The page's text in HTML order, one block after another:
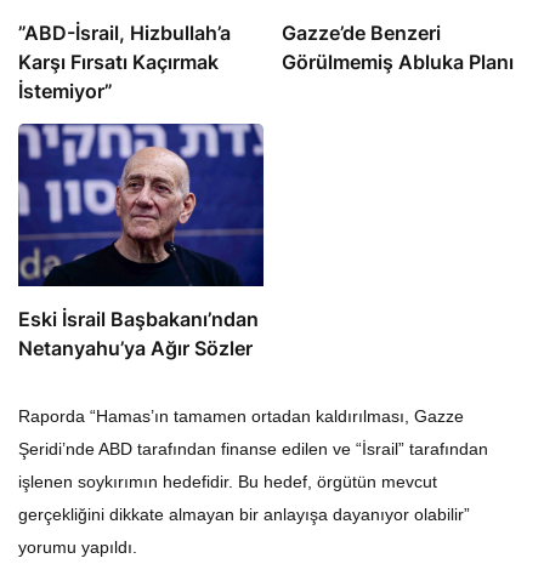
​​​​​​​”ABD-İsrail, Hizbullah’a
Karşı Fırsatı Kaçırmak
İstemiyor”
​​​​​​​Gazze’de Benzeri
Görülmemiş Abluka Planı
Eski İsrail Başbakanı’ndan
Netanyahu’ya Ağır Sözler
Raporda “Hamas’ın tamamen ortadan kaldırılması, Gazze
Şeridi’nde ABD tarafından finanse edilen ve “İsrail” tarafından
işlenen soykırımın hedefidir. Bu hedef, örgütün mevcut
gerçekliğini dikkate almayan bir anlayışa dayanıyor olabilir”
yorumu yapıldı.